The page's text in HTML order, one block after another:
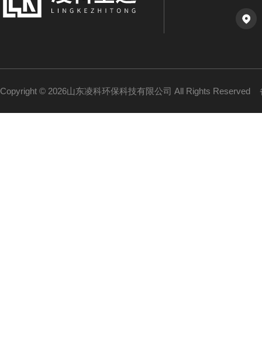
Copyright © 2026山东凌科环保科技有限公司 All Rights Reserved